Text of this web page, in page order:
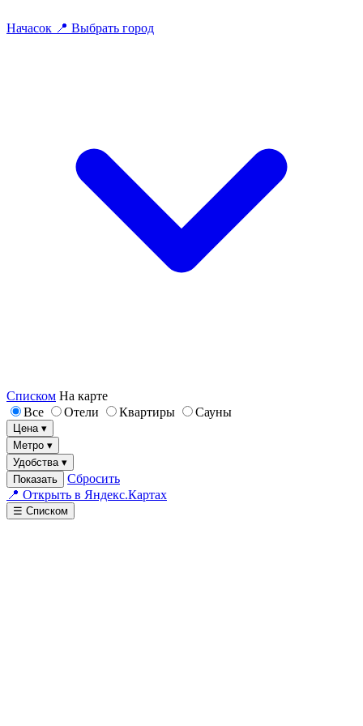
Начасок 📍 Выбрать город
Списком На карте
Все
Отели Квартиры Сауны
Цена ▾
Метро ▾
Удобства ▾
Показать
Сбросить
📍 Открыть в Яндекс.Картах
☰ Списком